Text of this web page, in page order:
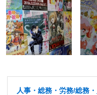
人事・総務・労務/総務